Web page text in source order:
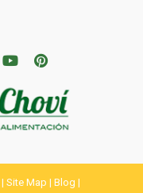
| Site Map | Blog |